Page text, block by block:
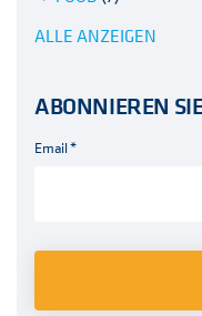
ALLE ANZEIGEN
ABONNIEREN
Email*